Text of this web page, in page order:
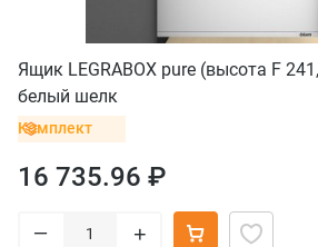
Ящик LEGRABOX pure (высота F
белый шелк
Комплект
16 735.96 ₽
– +